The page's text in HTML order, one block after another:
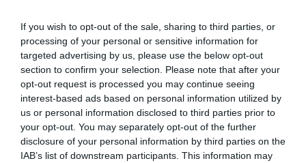
If you wish to opt-out of the sale, sharing to third parties, or
processing of your personal or sensitive information for
targeted advertising by us, please use the below opt-out
section to confirm your selection. Please note that after your
opt-out request is processed you may continue seeing
interest-based ads based on personal information utilized by
us or personal information disclosed to third parties prior to
your opt-out. You may separately opt-out of the further
disclosure of your personal information by third parties on the
IAB’s list of downstream participants. This information may